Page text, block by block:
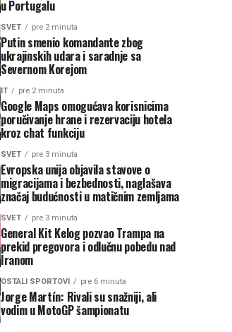
u Portugalu
SVET pre 2 minuta
Putin smenio komandante zbog
ukrajinskih udara i saradnje sa
Severnom Korejom
IT pre 2 minuta
Google Maps omogućava korisnicima
poručivanje hrane i rezervaciju hotela
kroz chat funkciju
SVET pre 3 minuta
Evropska unija objavila stavove o
migracijama i bezbednosti, naglašava
značaj budućnosti u matičnim zemljama
SVET pre 3 minuta
General Kit Kelog pozvao Trampa na
prekid pregovora i odlučnu pobedu nad
Iranom
OSTALI SPORTOVI pre 6 minuta
Jorge Martín: Rivali su snažniji, ali
vodim u MotoGP šampionatu